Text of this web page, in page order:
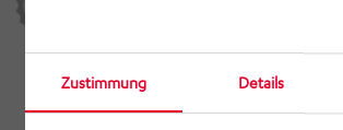
Zustimmung Details